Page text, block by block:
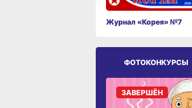
Журнал «Корея» №7
ФОТОКОНКУРСЫ
ЗАВЕРШЁН